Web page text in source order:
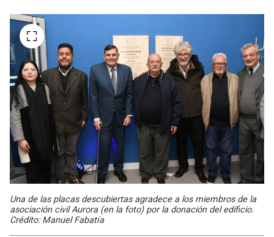
Una de las placas descubiertas agradece a los miembros de la
asociación civil Aurora (en la foto) por la donación del edificio.
Crédito: Manuel Fabatía